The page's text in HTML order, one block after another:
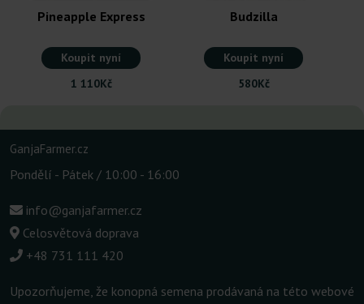
Pineapple Express
Koupit nyní
1 110Kč
Budzilla
Koupit nyní
580Kč
GanjaFarmer.cz
Pondělí - Pátek / 10:00 - 16:00
info@ganjafarmer.cz
Celosvětová doprava
+48 731 111 420
Upozorňujeme, že konopná semena prodávaná na této webové